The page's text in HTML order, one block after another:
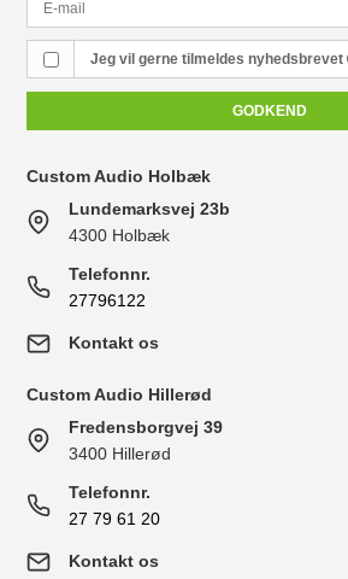
Jeg vil gerne tilmeldes nyhedsbrevet
GODKEND
Custom Audio Holbæk
Lundemarksvej 23b
4300 Holbæk
Telefonnr.
27796122
Kontakt os
Custom Audio Hillerød
Fredensborgvej 39
3400 Hillerød
Telefonnr.
27 79 61 20
Kontakt os